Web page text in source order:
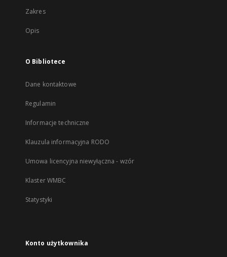
Zakres
Opis
O Bibliotece
Dane kontaktowe
Regulamin
Informacje techniczne
Klauzula informacyjna RODO
Umowa licencyjna niewyłączna - wzór
Klaster WMBC
Statystyki
Konto użytkownika